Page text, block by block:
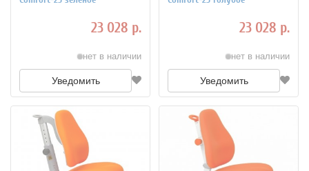
23 028 р.
нет в наличии
Уведомить
23 028 р.
нет в наличии
Уведомить